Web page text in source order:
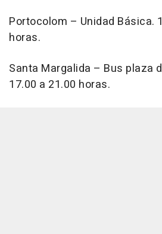
Portocolom – Unidad Básica.
horas.
Santa Margalida – Bus plaza
17.00 a 21.00 horas.